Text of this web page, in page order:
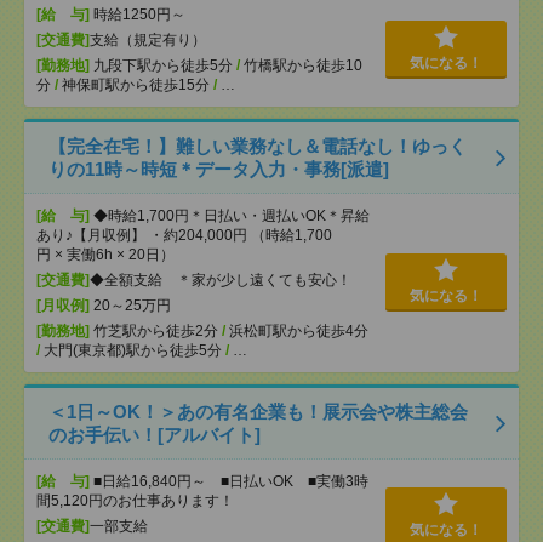
[給 与] 時給1250円～
[交通費]支給（規定有り）
[勤務地] 九段下駅から徒歩5分 / 竹橋駅から徒歩10
分 / 神保町駅から徒歩15分 / …
気になる！
【完全在宅！】難しい業務なし＆電話なし！ゆっく
りの11時～時短＊データ入力・事務[派遣]
[給 与] ◆時給1,700円＊日払い・週払いOK＊昇給
あり♪【月収例】 ・約204,000円 （時給1,700
円 × 実働6h × 20日）
[交通費]◆全額支給 ＊家が少し遠くても安心！
[月収例] 20～25万円
[勤務地] 竹芝駅から徒歩2分 / 浜松町駅から徒歩4分
/ 大門(東京都)駅から徒歩5分 / …
気になる！
＜1日～OK！＞あの有名企業も！展示会や株主総会
のお手伝い！[アルバイト]
[給 与] ■日給16,840円～ ■日払いOK ■実働3時
間5,120円のお仕事あります！
[交通費]一部支給
気になる！